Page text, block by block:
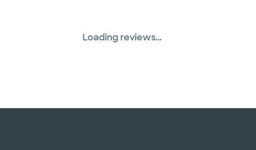
Loading reviews...